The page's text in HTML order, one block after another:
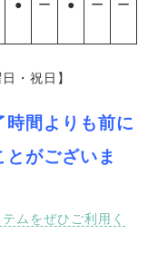
● ー ● ー ー
・祝日】
間よりも前に
がございま
ムをぜひご利用く